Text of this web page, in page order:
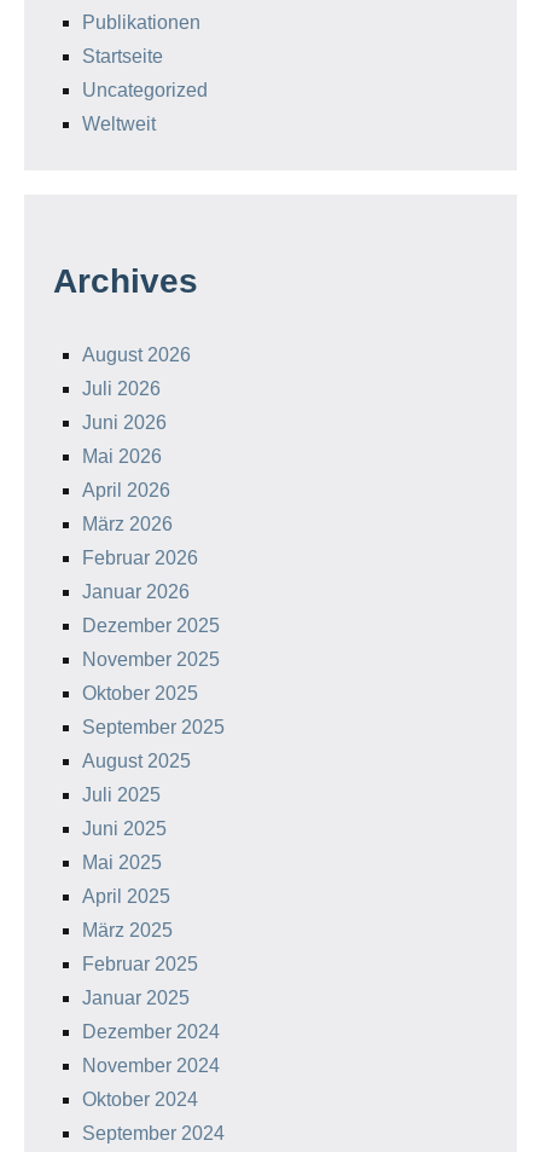
Publikationen
Startseite
Uncategorized
Weltweit
Archives
August 2026
Juli 2026
Juni 2026
Mai 2026
April 2026
März 2026
Februar 2026
Januar 2026
Dezember 2025
November 2025
Oktober 2025
September 2025
August 2025
Juli 2025
Juni 2025
Mai 2025
April 2025
März 2025
Februar 2025
Januar 2025
Dezember 2024
November 2024
Oktober 2024
September 2024